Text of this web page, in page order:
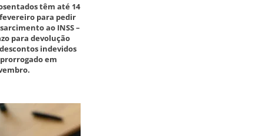
têm até 14
para pedir
ao INSS –
para devolução
indevidos
em